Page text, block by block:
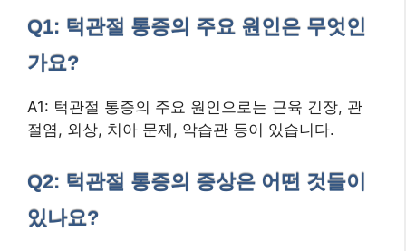
Q1: 턱관절 통증의 주요 원인은 무엇인
가요?
A1: 턱관절 통증의 주요 원인으로는 근육 긴장, 관
절염, 외상, 치아 문제, 악습관 등이 있습니다.
Q2: 턱관절 통증의 증상은 어떤 것들이
있나요?